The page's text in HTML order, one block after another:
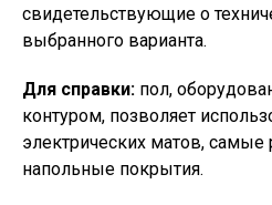
свидетельствующие о
выбранного варианта.
Для справки: пол,
контуром, позволяет
электрических матов, самые
напольные покрытия.